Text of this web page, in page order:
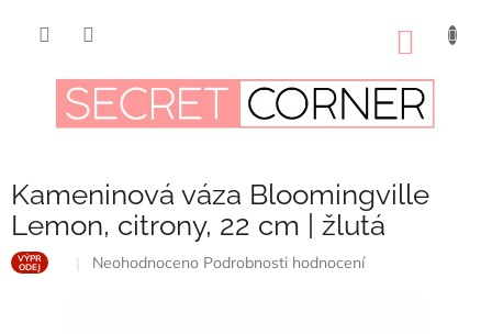
Kameninová váza Bloomingville
Lemon, citrony, 22 cm | žlutá
VÝPR
ODEJ
Průměrné
Neohodnoceno Podrobnosti hodnocení